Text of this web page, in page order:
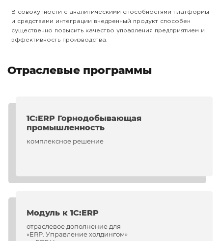
В совокупности с аналитическими способностями платформы
и средствами интеграции внедренный продукт способен
существенно повысить качество управления предприятием и
эффективность производства.
Отраслевые программы
1С:ERP Горнодобывающая
промышленность
комплексное решение
Модуль к 1С:ERP
отраслевое дополнение для
«ERP. Управление холдингом»